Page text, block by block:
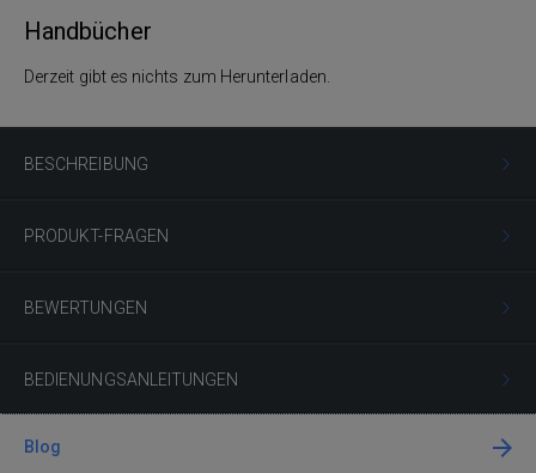
BESCHREIBUNG
PRODUKT-FRAGEN
BEWERTUNGEN
BEDIENUNGSANLEITUNGEN
Handbücher
Derzeit gibt es nichts zum Herunterladen.
Blog